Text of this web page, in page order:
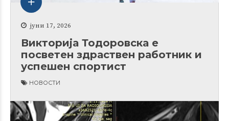
јуни 17, 2026
Викторија Тодоровска е
посветен здраствен работник и
успешен спортист
НОВОСТИ